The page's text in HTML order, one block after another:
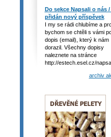
Do sekce Napsali o nás /
přidán nový příspěvek
I my se rádi chlubíme a
bychom se chtěli s vámi
dopis (email), který k nám
dorazil. Všechny dopisy
naleznete na stránce
http://estech.esel.cz/
archiv